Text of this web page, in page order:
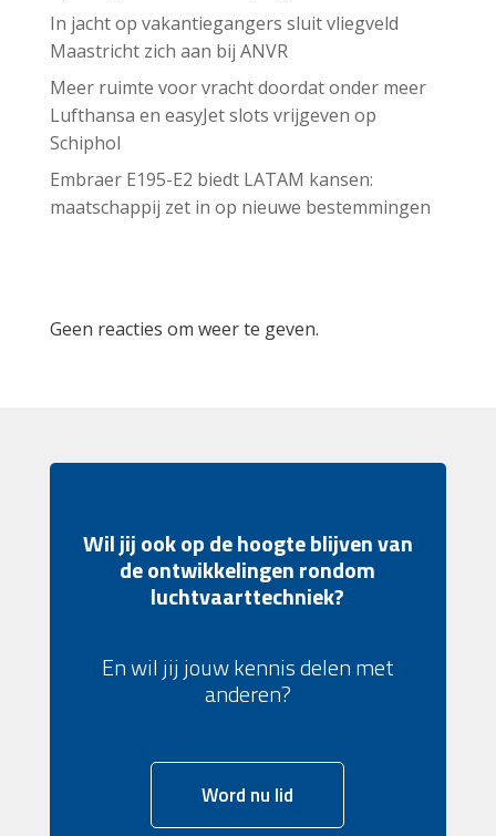
In jacht op vakantiegangers sluit vliegveld
Maastricht zich aan bij ANVR
Meer ruimte voor vracht doordat onder meer
Lufthansa en easyJet slots vrijgeven op
Schiphol
Embraer E195-E2 biedt LATAM kansen:
maatschappij zet in op nieuwe bestemmingen
Geen reacties om weer te geven.
Wil jij ook op de hoogte blijven van
de ontwikkelingen rondom
luchtvaarttechniek?
En wil jij jouw kennis delen met
anderen?
Word nu lid